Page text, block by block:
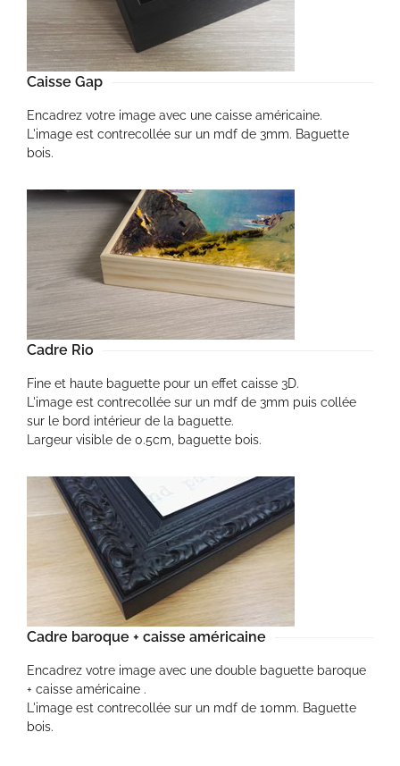
Caisse Gap
Encadrez votre image avec une caisse américaine.
L'image est contrecollée sur un mdf de 3mm. Baguette
bois.
Cadre Rio
Fine et haute baguette pour un effet caisse 3D.
L'image est contrecollée sur un mdf de 3mm puis collée
sur le bord intérieur de la baguette.
Largeur visible de 0.5cm, baguette bois.
Cadre baroque + caisse américaine
Encadrez votre image avec une double baguette baroque
+ caisse américaine .
L'image est contrecollée sur un mdf de 10mm. Baguette
bois.